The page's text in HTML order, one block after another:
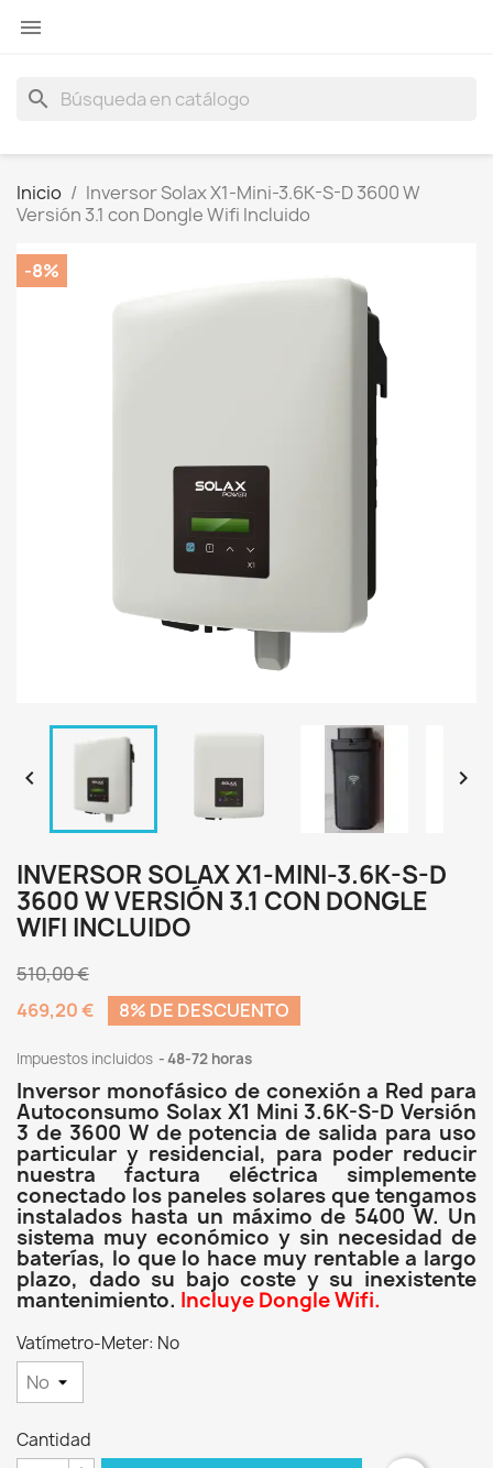

search
Inicio
Inversor Solax X1-Mini-3.6K-S-D 3600 W
Versión 3.1 con Dongle Wifi Incluido
-8%
 
INVERSOR SOLAX X1-MINI-3.6K-S-D
3600 W VERSIÓN 3.1 CON DONGLE
WIFI INCLUIDO
510,00 €
469,20 €
8% DE DESCUENTO
Impuestos incluidos 48-72 horas
Inversor monofásico de conexión a Red para
Autoconsumo Solax X1 Mini 3.6K-S-D Versión
3 de 3600 W de potencia de salida para uso
particular y residencial, para poder reducir
nuestra factura eléctrica simplemente
conectado los paneles solares que tengamos
instalados hasta un máximo de 5400 W. Un
sistema muy económico y sin necesidad de
baterías, lo que lo hace muy rentable a largo
plazo, dado su bajo coste y su inexistente
mantenimiento. Incluye Dongle Wifi.
Vatímetro-Meter: No
Cantidad